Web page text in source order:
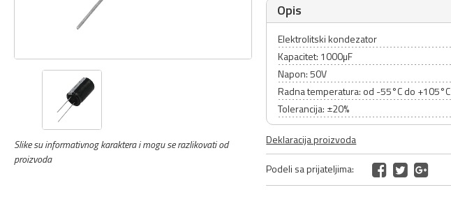
Slike su informativnog karaktera i mogu se razlikovati od
proizvoda
Opis
Elektrolitski kondezator
Kapacitet: 1000µF
Napon: 50V
Radna temperatura: od -55°C do +105°C
Tolerancija: ±20%
Deklaracija proizvoda
Podeli sa prijateljima: